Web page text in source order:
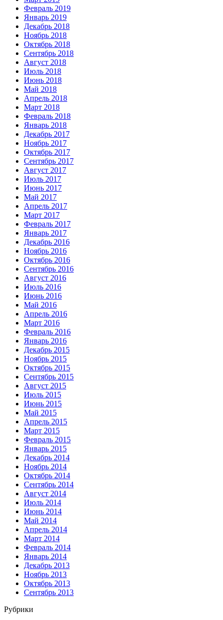
Февраль 2019
Январь 2019
Декабрь 2018
Ноябрь 2018
Октябрь 2018
Сентябрь 2018
Август 2018
Июль 2018
Июнь 2018
Май 2018
Апрель 2018
Март 2018
Февраль 2018
Январь 2018
Декабрь 2017
Ноябрь 2017
Октябрь 2017
Сентябрь 2017
Август 2017
Июль 2017
Июнь 2017
Май 2017
Апрель 2017
Март 2017
Февраль 2017
Январь 2017
Декабрь 2016
Ноябрь 2016
Октябрь 2016
Сентябрь 2016
Август 2016
Июль 2016
Июнь 2016
Май 2016
Апрель 2016
Март 2016
Февраль 2016
Январь 2016
Декабрь 2015
Ноябрь 2015
Октябрь 2015
Сентябрь 2015
Август 2015
Июль 2015
Июнь 2015
Май 2015
Апрель 2015
Март 2015
Февраль 2015
Январь 2015
Декабрь 2014
Ноябрь 2014
Октябрь 2014
Сентябрь 2014
Август 2014
Июль 2014
Июнь 2014
Май 2014
Апрель 2014
Март 2014
Февраль 2014
Январь 2014
Декабрь 2013
Ноябрь 2013
Октябрь 2013
Сентябрь 2013
Рубрики